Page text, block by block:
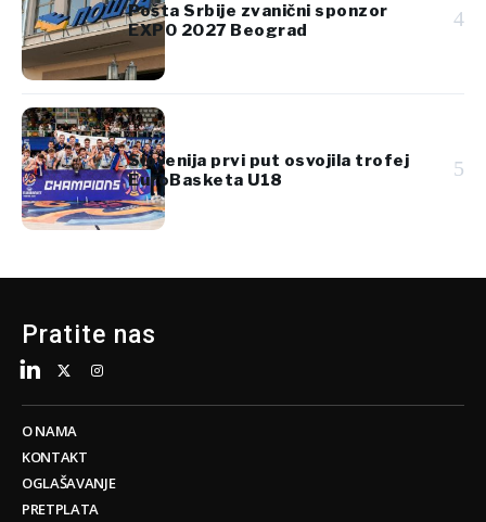
Pošta Srbije zvanični sponzor
EXPO 2027 Beograd
4
Slovenija prvi put osvojila trofej
EuroBasketa U18
5
Pratite nas
O NAMA
KONTAKT
OGLAŠAVANJE
PRETPLATA